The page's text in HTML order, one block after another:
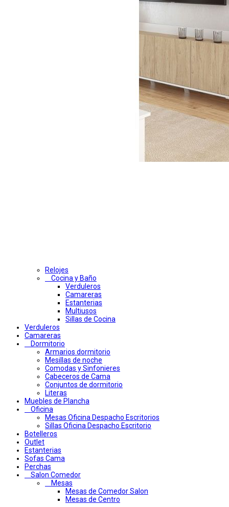
Relojes
Cocina y Baño
Verduleros
Camareras
Estanterias
Multiusos
Sillas de Cocina
Verduleros
Camareras
Dormitorio
Armarios dormitorio
Mesillas de noche
Comodas y Sinfonieres
Cabeceros de Cama
Conjuntos de dormitorio
Literas
Muebles de Plancha
Oficina
Mesas Oficina Despacho Escritorios
Sillas Oficina Despacho Escritorio
Botelleros
Outlet
Estanterias
Sofas Cama
Perchas
Salon Comedor
Mesas
Mesas de Comedor Salon
Mesas de Centro